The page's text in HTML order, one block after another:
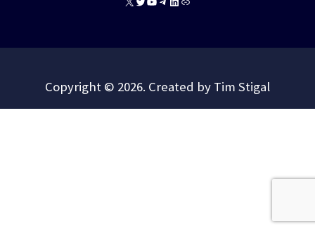
Copyright © 2026. Created by Tim Stigal